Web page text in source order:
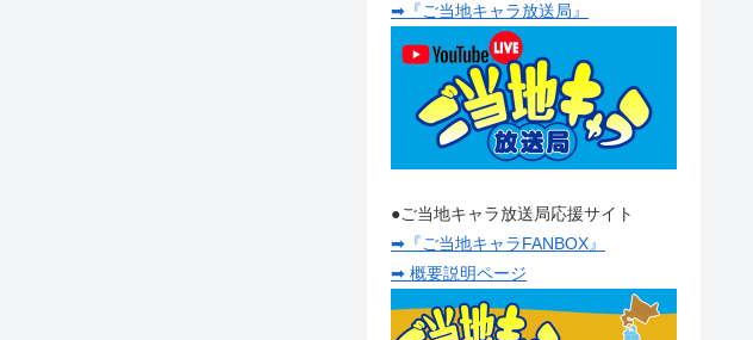
➡『ご当地キャラ放送局』
●ご当地キャラ放送局応援サイト
➡『ご当地キャラFANBOX』
➡ 概要説明ページ